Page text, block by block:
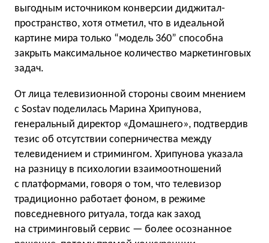
выгодным источником конверсии диджитал-
пространство, хотя отметил, что в идеальной
картине мира только “модель 360” способна
закрыть максимальное количество маркетинговых
задач.
От лица телевизионной стороны своим мнением
с Sostav поделилась Марина Хрипунова,
генеральный директор «Домашнего», подтвердив
тезис об отсутствии соперничества между
телевидением и стримингом. Хрипунова указала
на разницу в психологии взаимоотношений
с платформами, говоря о том, что телевизор
традиционно работает фоном, в режиме
повседневного ритуала, тогда как заход
на стриминговый сервис — более осознанное